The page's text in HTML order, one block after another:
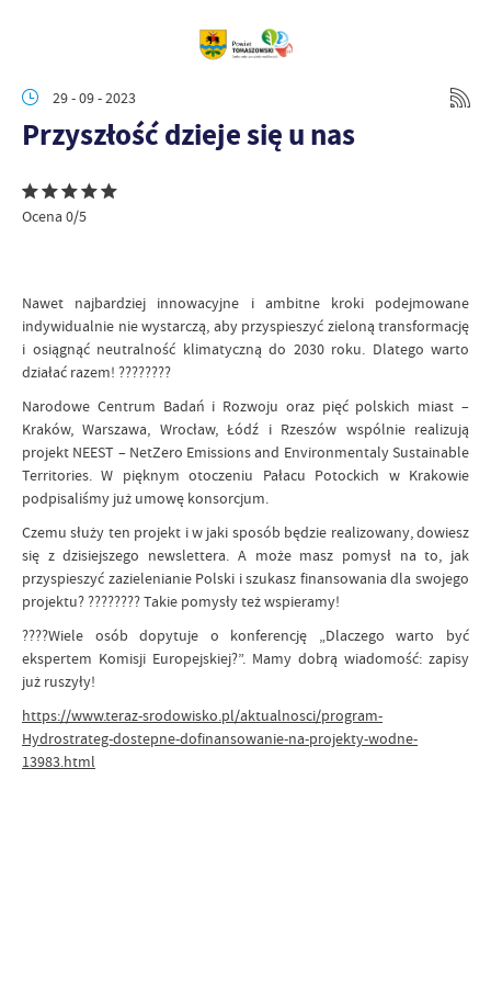
29 - 09 - 2023
Przyszłość dzieje się u nas
Ocena 0/5
Nawet najbardziej innowacyjne i ambitne kroki podejmowane
indywidualnie nie wystarczą, aby przyspieszyć zieloną transformację
i osiągnąć neutralność klimatyczną do 2030 roku. Dlatego warto
działać razem! ????????
Narodowe Centrum Badań i Rozwoju oraz pięć polskich miast –
Kraków, Warszawa, Wrocław, Łódź i Rzeszów wspólnie realizują
projekt NEEST – NetZero Emissions and Environmentaly Sustainable
Territories. W pięknym otoczeniu Pałacu Potockich w Krakowie
podpisaliśmy już umowę konsorcjum.
Czemu służy ten projekt i w jaki sposób będzie realizowany, dowiesz
się z dzisiejszego newslettera. A może masz pomysł na to, jak
przyspieszyć zazielenianie Polski i szukasz finansowania dla swojego
projektu? ???????? Takie pomysły też wspieramy!
????Wiele osób dopytuje o konferencję „Dlaczego warto być
ekspertem Komisji Europejskiej?”. Mamy dobrą wiadomość: zapisy
już ruszyły!
https://www.teraz-srodowisko.pl/aktualnosci/program-
Hydrostrateg-dostepne-dofinansowanie-na-projekty-wodne-
13983.html